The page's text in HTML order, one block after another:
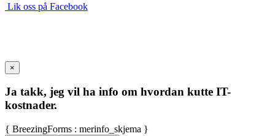
Lik oss på Facebook
×
Ja takk, jeg vil ha info om hvordan kutte IT-
kostnader.
{ BreezingForms : merinfo_skjema }